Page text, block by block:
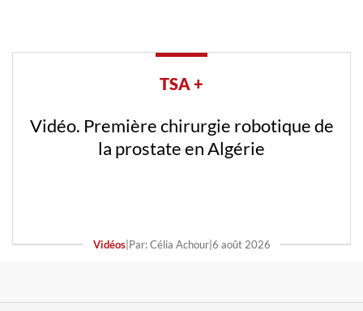
TSA +
Vidéo. Première chirurgie robotique de
la prostate en Algérie
Vidéos| Par: Célia Achour| 6 août 2026